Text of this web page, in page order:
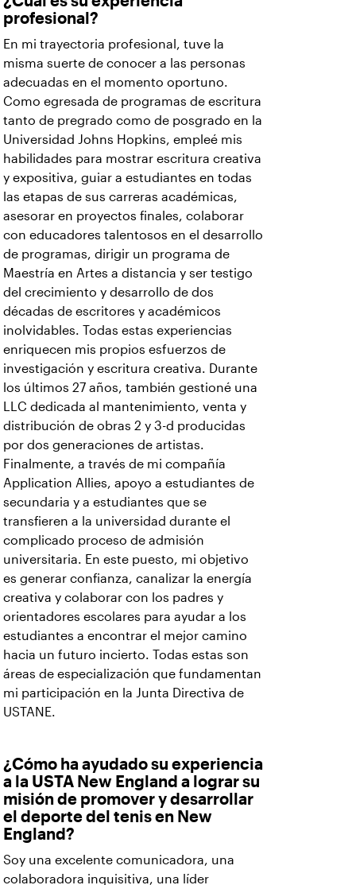
profesional?
En mi trayectoria profesional, tuve la
misma suerte de conocer a las personas
adecuadas en el momento oportuno.
Como egresada de programas de escritura
tanto de pregrado como de posgrado en la
Universidad Johns Hopkins, empleé mis
habilidades para mostrar escritura creativa
y expositiva, guiar a estudiantes en todas
las etapas de sus carreras académicas,
asesorar en proyectos finales, colaborar
con educadores talentosos en el desarrollo
de programas, dirigir un programa de
Maestría en Artes a distancia y ser testigo
del crecimiento y desarrollo de dos
décadas de escritores y académicos
inolvidables. Todas estas experiencias
enriquecen mis propios esfuerzos de
investigación y escritura creativa. Durante
los últimos 27 años, también gestioné una
LLC dedicada al mantenimiento, venta y
distribución de obras 2 y 3-d producidas
por dos generaciones de artistas.
Finalmente, a través de mi compañía
Application Allies, apoyo a estudiantes de
secundaria y a estudiantes que se
transfieren a la universidad durante el
complicado proceso de admisión
universitaria. En este puesto, mi objetivo
es generar confianza, canalizar la energía
creativa y colaborar con los padres y
orientadores escolares para ayudar a los
estudiantes a encontrar el mejor camino
hacia un futuro incierto. Todas estas son
áreas de especialización que fundamentan
mi participación en la Junta Directiva de
USTANE.
¿Cómo ha ayudado su experiencia
a la USTA New England a lograr su
misión de promover y desarrollar
el deporte del tenis en New
England?
Soy una excelente comunicadora, una
colaboradora inquisitiva, una líder